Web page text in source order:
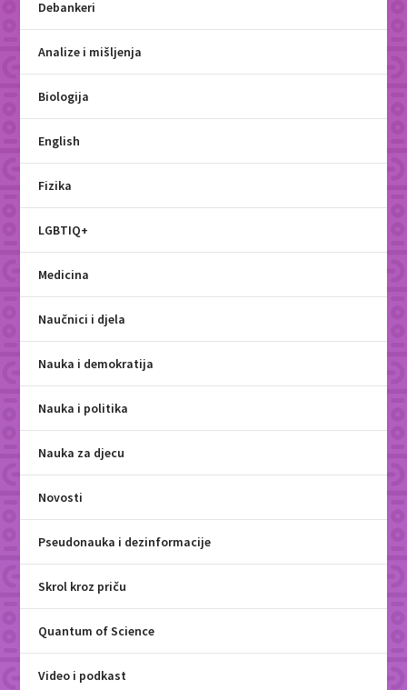
Debankeri
Analize i mišljenja
Biologija
English
Fizika
LGBTIQ+
Medicina
Naučnici i djela
Nauka i demokratija
Nauka i politika
Nauka za djecu
Novosti
Pseudonauka i dezinformacije
Skrol kroz priču
Quantum of Science
Video i podkast